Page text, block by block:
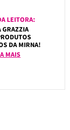
LEITORA:
GRAZZIA
DA MIRNA!
MAIS